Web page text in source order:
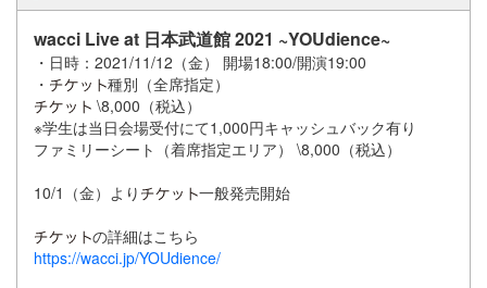
wacci Live at 日本武道館 2021 ~YOUdience~
・日時：2021/11/12（金） 開場18:00/開演19:00
・
種別（全席指定）
\8,000（税込）
※学生は当日会場受付にて1,000円キャッシュバック有り
ファミリーシート（着席指定エリア） \8,000（税込）
10/1（金）より
一般発売開始
の詳細はこちら
https://wacci.jp/YOUdience/